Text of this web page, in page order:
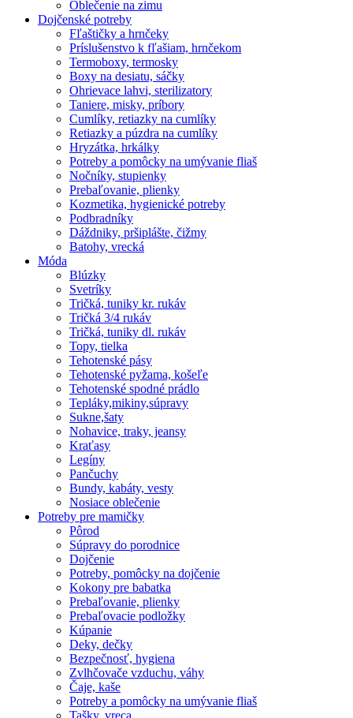
Oblečenie na zimu
Dojčenské potreby
Fľaštičky a hrnčeky
Príslušenstvo k fľašiam, hrnčekom
Termoboxy, termosky
Boxy na desiatu, sáčky
Ohrievace lahvi, sterilizatory
Taniere, misky, príbory
Cumlíky, retiazky na cumlíky
Retiazky a púzdra na cumlíky
Hryzátka, hrkálky
Potreby a pomôcky na umývanie fliaš
Nočníky, stupienky
Prebaľovanie, plienky
Kozmetika, hygienické potreby
Podbradníky
Dáždniky, pršiplášte, čižmy
Batohy, vrecká
Móda
Blúzky
Svetríky
Tričká, tuniky kr. rukáv
Tričká 3/4 rukáv
Tričká, tuniky dl. rukáv
Topy, tielka
Tehotenské pásy
Tehotenské pyžama, košeľe
Tehotenské spodné prádlo
Tepláky,mikiny,súpravy
Sukne,šaty
Nohavice, traky, jeansy
Kraťasy
Legíny
Pančuchy
Bundy, kabáty, vesty
Nosiace oblečenie
Potreby pre mamičky
Pôrod
Súpravy do porodnice
Dojčenie
Potreby, pomôcky na dojčenie
Kokony pre babatka
Prebaľovanie, plienky
Prebaľovacie podložky
Kúpanie
Deky, dečky
Bezpečnosť, hygiena
Zvlhčovače vzduchu, váhy
Čaje, kaše
Potreby a pomôcky na umývanie fliaš
Tašky, vreca